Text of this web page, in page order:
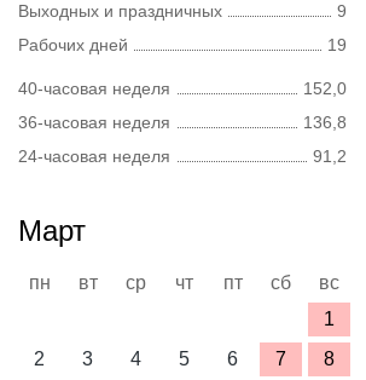
Выходных и праздничных
9
Рабочих дней
19
40-часовая неделя
152,0
36-часовая неделя
136,8
24-часовая неделя
91,2
Март
пн вт ср чт пт сб
вс
1
2
3 4 5 6 7
8